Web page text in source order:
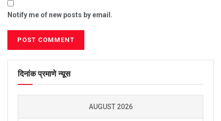
Notify me of new posts by email.
दिनांक प्रमाणे न्यूस
AUGUST 2026